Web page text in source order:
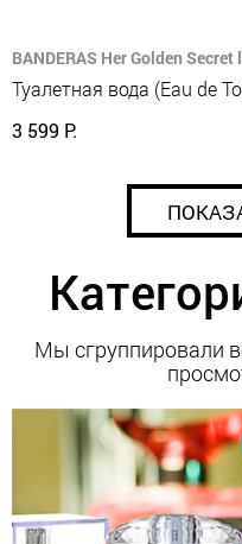
BANDERAS Her Golden
Туалетная вода (Eau de
3 599 Р.
Мы сгруппировали